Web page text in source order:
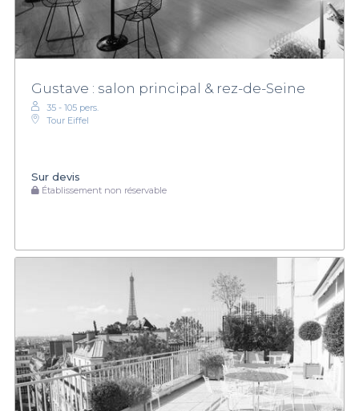
Gustave : salon principal & rez-de-Seine
35 - 105 pers.
Tour Eiffel
Sur devis
Établissement non réservable